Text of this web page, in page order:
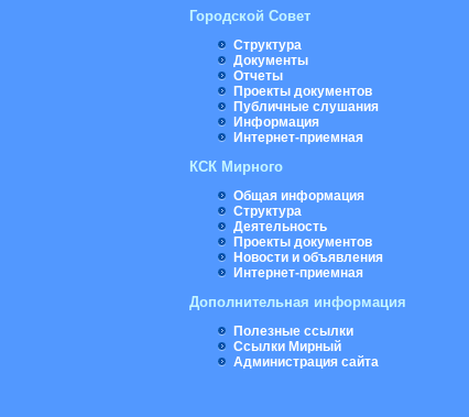
Городской Совет
Структура
Документы
Отчеты
Проекты документов
Публичные слушания
Информация
Интернет-приемная
КСК Мирного
Общая информация
Структура
Деятельность
Проекты документов
Новости и объявления
Интернет-приемная
Дополнительная информация
Полезные ссылки
Ссылки Мирный
Администрация сайта